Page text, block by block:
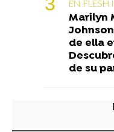
EN FLESH
Marilyn
de ella
de su